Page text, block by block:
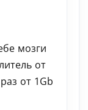
мозги
от
от 1Gb